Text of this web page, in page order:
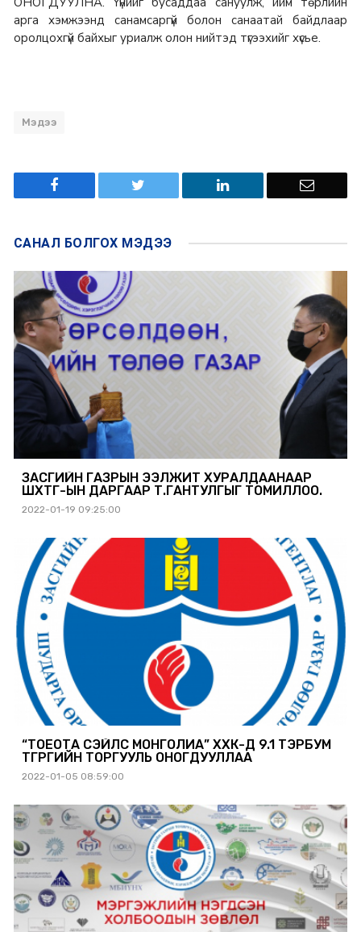
арга хэмжээнд санамсаргүй болон санаатай байдлаар
оролцохгүй байхыг уриалж олон нийтэд түгээхийг хүсье.
Мэдээ
САНАЛ БОЛГОХ МЭДЭЭ
ЗАСГИЙН ГАЗРЫН ЭЭЛЖИТ ХУРАЛДААНААР
ШӨХТГ-ЫН ДАРГААР Т.ГАНТУЛГЫГ ТОМИЛЛОО.
2022-01-19 09:25:00
“ТОЁОТА СЭЙЛС МОНГОЛИА” ХХК-Д 9.1 ТЭРБУМ
ТӨГРӨГИЙН ТОРГУУЛЬ ОНОГДУУЛЛАА
2022-01-05 08:59:00